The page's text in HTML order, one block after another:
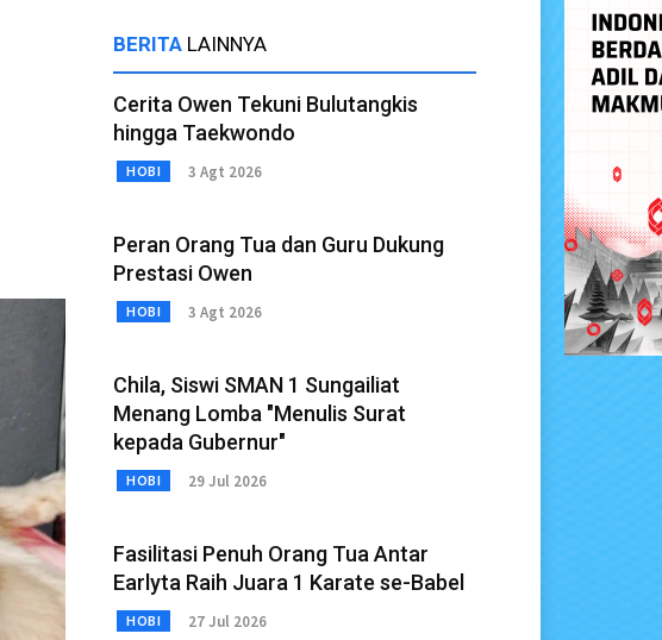
BERITA LAINNYA
Cerita Owen Tekuni Bulutangkis
hingga Taekwondo
HOBI 3 Agt 2026
Peran Orang Tua dan Guru Dukung
Prestasi Owen
HOBI 3 Agt 2026
Chila, Siswi SMAN 1 Sungailiat
Menang Lomba "Menulis Surat
kepada Gubernur"
HOBI 29 Jul 2026
Fasilitasi Penuh Orang Tua Antar
Earlyta Raih Juara 1 Karate se-Babel
HOBI 27 Jul 2026